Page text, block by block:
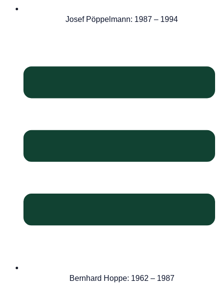
Josef Pöppelmann: 1987 – 1994
Bernhard Hoppe: 1962 – 1987